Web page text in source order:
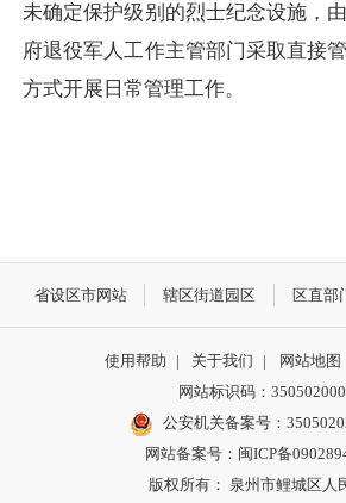
未确定保护级别的烈士纪念设施，
府退役军人工作主管部门采取直接
方式开展日常管理工作。
省设区市网站 辖区街道园区 区直部
使用帮助 | 关于我们 | 网站地图
网站标识码：
公安机关备案号：
网站备案号：闽ICP备
版权所有： 泉州市鲤城区人